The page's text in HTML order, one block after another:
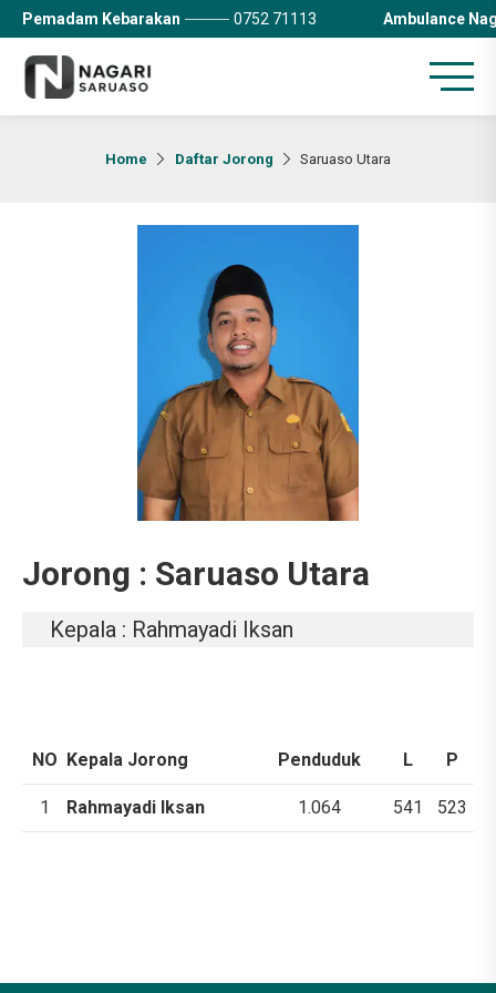
Pemadam Kebarakan 0752 71113 Ambulance
Home Daftar Jorong Saruaso Utara
Jorong : Saruaso Utara
Kepala : Rahmayadi Iksan
NO Kepala Jorong Penduduk L P
1 Rahmayadi Iksan 1.064 541 523